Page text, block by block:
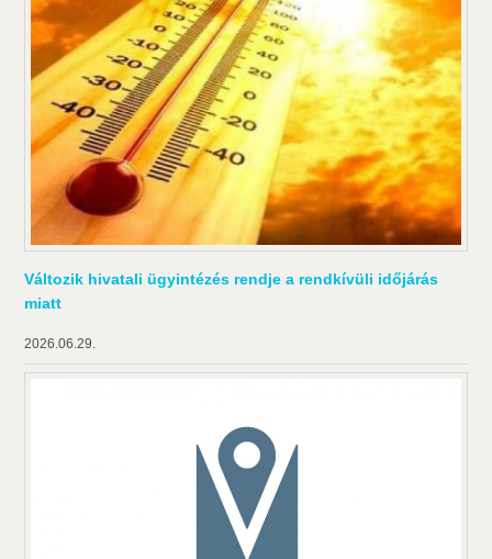
Változik hivatali ügyintézés rendje a rendkívüli időjárás
miatt
2026.06.29.